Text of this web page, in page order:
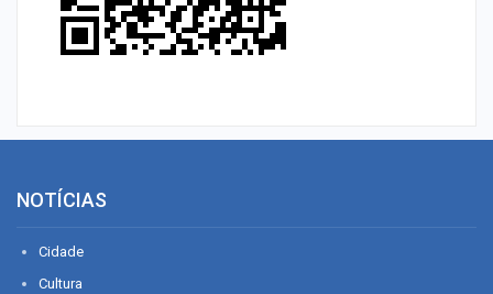
NOTÍCIAS
Cidade
Cultura